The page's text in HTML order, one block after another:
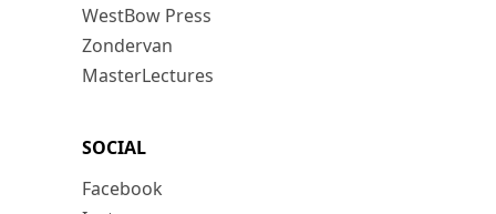
WestBow Press
Zondervan
MasterLectures
SOCIAL
Facebook